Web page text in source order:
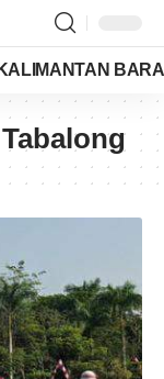
KALIMANTAN